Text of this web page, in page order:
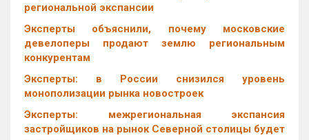
региональной экспансии
Эксперты объяснили, почему московские
девелоперы продают землю региональным
конкурентам
Эксперты: в России снизился уровень
монополизации рынка новостроек
Эксперты: межрегиональная экспансия
застройщиков на рынок Северной столицы будет